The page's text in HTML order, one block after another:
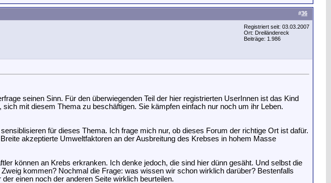
#36
Registriert seit: 03.03.2007
Ort: Dreiländereck
Beiträge: 1.986
seinen Sinn. Für den überwiegenden Teil der hier registrierten UserInnen ist das Kind
mit diesem Thema zu beschäftigen. Sie kämpfen einfach nur noch um ihr Leben.
für dieses Thema. Ich frage mich nur, ob dieses Forum der richtige Ort ist dafür.
akzeptierte Umweltfaktoren an der Ausbreitung des Krebses in hohem Masse
können an Krebs erkranken. Ich denke jedoch, die sind hier dünn gesäht. Und selbst die
kommen? Nochmal die Frage: was wissen wir schon wirklich darüber? Bestenfalls
einen noch der anderen Seite wirklich beurteilen.